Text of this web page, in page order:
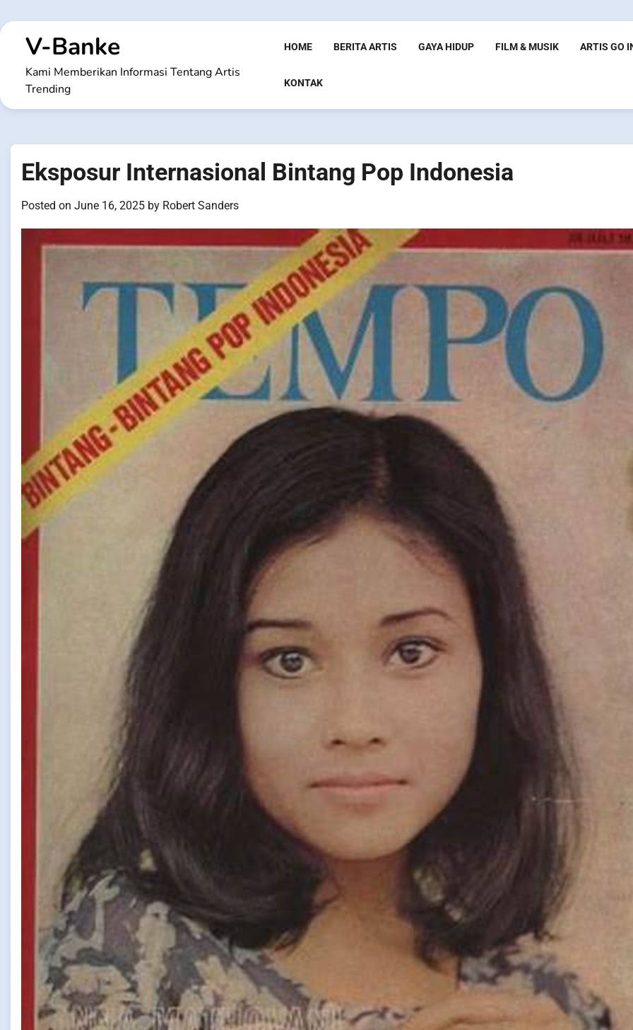
to
contentV-Banke
Kami Memberikan Informasi Tentang Artis
Trending
HOME BERITA ARTIS GAYA HIDUP FILM & MUSIK ARTIS GO
KONTAK
Eksposur Internasional Bintang Pop Indonesia
Posted on June 16, 2025 by Robert Sanders